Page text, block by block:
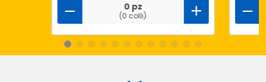
0 pz
(0 colli)